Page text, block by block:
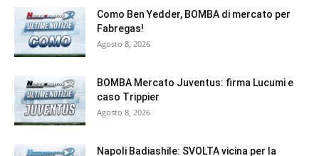
Como Ben Yedder, BOMBA di mercato per
Fabregas!
Agosto 8, 2026
BOMBA Mercato Juventus: firma Lucumi e
caso Trippier
Agosto 8, 2026
Napoli Badiashile: SVOLTA vicina per la